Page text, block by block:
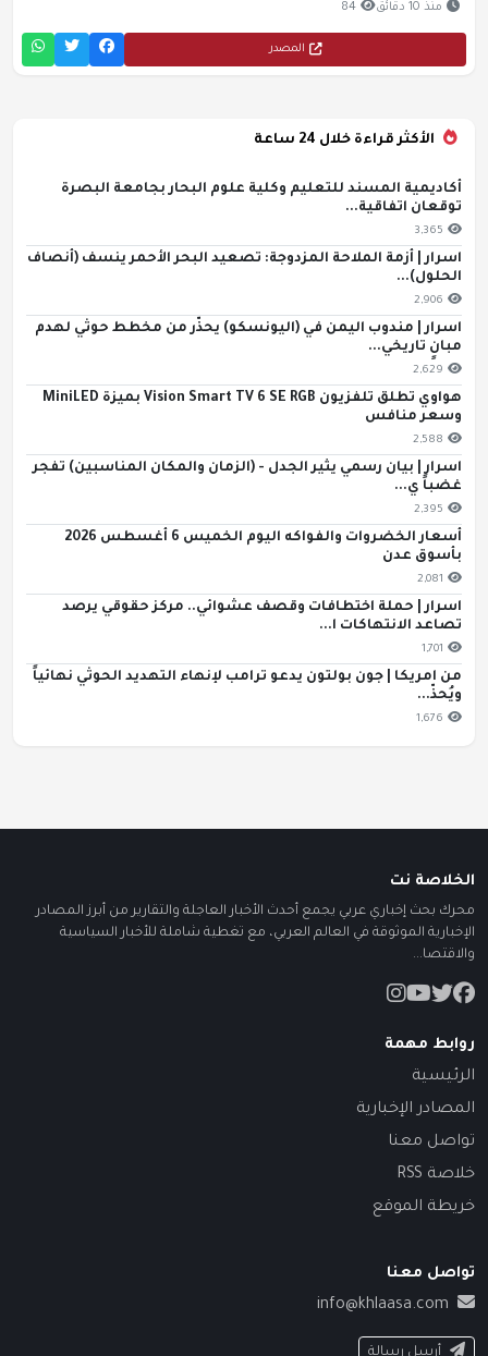
منذ 10 دقائق 84
المصدر
الأكثر قراءة خلال 24 ساعة
أكاديمية المسند للتعليم وكلية علوم البحار بجامعة البصرة
توقعان اتفاقية...
3,365
اسرار | أزمة الملاحة المزدوجة: تصعيد البحر الأحمر ينسف (أنصاف
الحلول)...
2,906
اسرار | مندوب اليمن في (اليونسكو) يحذّر من مخطط حوثي لهدم
مبانٍ تاريخي...
2,629
هواوي تطلق تلفزيون Vision Smart TV 6 SE RGB بميزة MiniLED
وسعر منافس
2,588
اسرار | بيان رسمي يثير الجدل - (الزمان والمكان المناسبين) تفجر
غضباً ي...
2,395
أسعار الخضروات والفواكه اليوم الخميس 6 أغسطس 2026
بأسوق عدن
2,081
اسرار | حملة اختطافات وقصف عشوائي.. مركز حقوقي يرصد
تصاعد الانتهاكات ا...
1,701
من امريكا | جون بولتون يدعو ترامب لإنهاء التهديد الحوثي نهائياً
ويُحذّ...
1,676
الخلاصة نت
محرك بحث إخباري عربي يجمع أحدث الأخبار العاجلة والتقارير من أبرز المصادر
الإخبارية الموثوقة في العالم العربي، مع تغطية شاملة للأخبار السياسية
والاقتصا...
روابط مهمة
الرئيسية
المصادر الإخبارية
تواصل معنا
خلاصة RSS
خريطة الموقع
تواصل معنا
info@khlaasa.com